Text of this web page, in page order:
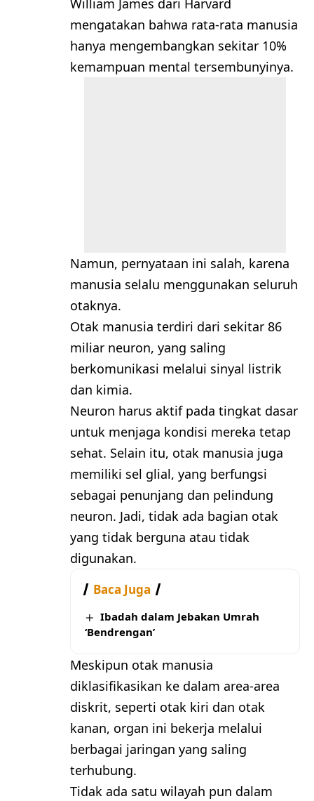
William James dari Harvard
mengatakan bahwa rata-rata manusia
hanya mengembangkan sekitar 10%
kemampuan mental tersembunyinya.
Namun, pernyataan ini salah, karena
manusia selalu menggunakan seluruh
otaknya.
Otak manusia terdiri dari sekitar 86
miliar neuron, yang saling
berkomunikasi melalui sinyal listrik
dan kimia.
Neuron harus aktif pada tingkat dasar
untuk menjaga kondisi mereka tetap
sehat. Selain itu, otak manusia juga
memiliki sel glial, yang berfungsi
sebagai penunjang dan pelindung
neuron. Jadi, tidak ada bagian otak
yang tidak berguna atau tidak
digunakan.
Baca Juga
Ibadah dalam Jebakan Umrah
‘Bendrengan’
Meskipun otak manusia
diklasifikasikan ke dalam area-area
diskrit, seperti otak kiri dan otak
kanan, organ ini bekerja melalui
berbagai jaringan yang saling
terhubung.
Tidak ada satu wilayah pun dalam